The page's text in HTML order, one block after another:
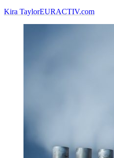
Kira TaylorEURACTIV.com